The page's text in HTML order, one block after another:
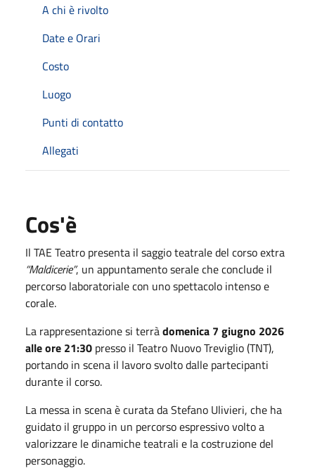
A chi è rivolto
Date e Orari
Costo
Luogo
Punti di contatto
Allegati
Cos'è
Il TAE Teatro presenta il saggio teatrale del corso extra
“Maldicerie”, un appuntamento serale che conclude il
percorso laboratoriale con uno spettacolo intenso e
corale.
La rappresentazione si terràdomenica 7 giugno 2026
alle ore 21:30 presso il Teatro Nuovo Treviglio (TNT),
portando in scena il lavoro svolto dalle partecipanti
durante il corso.
La messa in scena è curata daStefano Ulivieri, che ha
guidato il gruppo in un percorso espressivo volto a
valorizzare le dinamiche teatrali e la costruzione del
personaggio.